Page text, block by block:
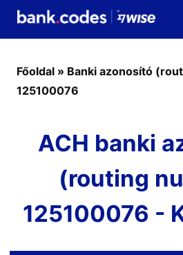
Főoldal » Banki azonosító
125100076
ACH banki
(routing
125100076 -